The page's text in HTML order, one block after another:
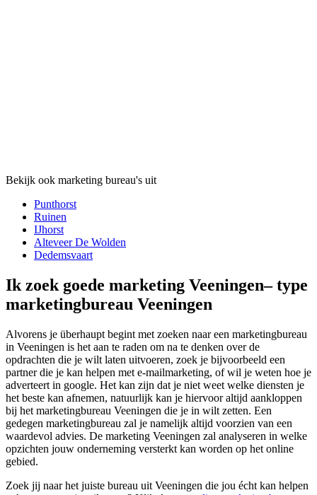
Bekijk ook marketing bureau's uit
Punthorst
Ruinen
IJhorst
Alteveer De Wolden
Dedemsvaart
Ik zoek goede marketing Veeningen– type
marketingbureau Veeningen
Alvorens je überhaupt begint met zoeken naar een marketingbureau
in Veeningen is het aan te raden om na te denken over de
opdrachten die je wilt laten uitvoeren, zoek je bijvoorbeeld een
partner die je kan helpen met e-mailmarketing, of wil je weten hoe je
adverteert in google. Het kan zijn dat je niet weet welke diensten je
het beste kan afnemen, natuurlijk kan je hiervoor altijd aankloppen
bij het marketingbureau Veeningen die je in wilt zetten. Een
gedegen marketingbureau zal je namelijk altijd voorzien van een
waardevol advies. De marketing Veeningen zal analyseren in welke
opzichten jouw onderneming versterkt kan worden op het online
gebied.
Zoek jij naar het juiste bureau uit Veeningen die jou écht kan helpen